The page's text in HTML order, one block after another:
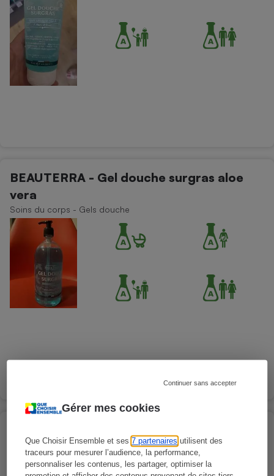
Gérer mes cookies
Que Choisir Ensemble et ses7 partenaires utilisent des
traceurs pour mesurer l’audience, la performance,
personnaliser les contenus, les partager, optimiser la
Continuer sans accepter
BEAUTERRA - Gel douche surgras aloe
vera
Soins du corps - Gels douche
certifié bio
Soins du corps - Hygiène intime